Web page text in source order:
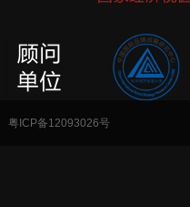
粤ICP备12093026号